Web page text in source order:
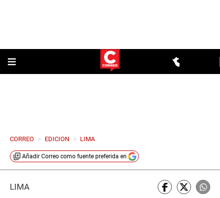
CORREO > EDICION > LIMA
Añadir Correo como fuente preferida en
LIMA